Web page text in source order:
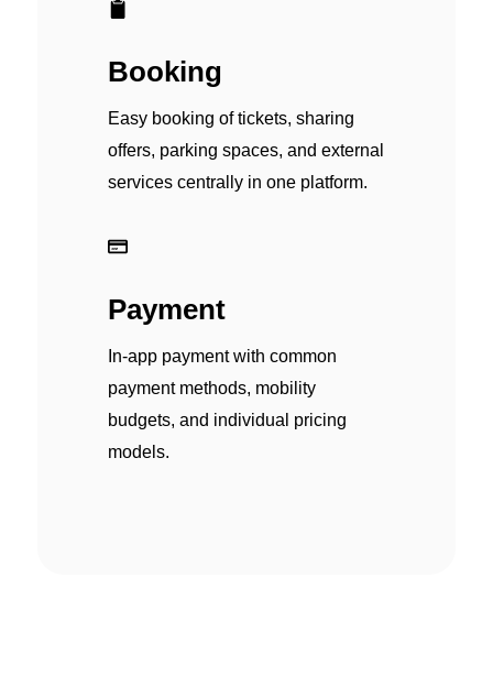
Booking
Easy booking of tickets, sharing
offers, parking spaces, and external
services centrally in one platform.
Payment
In-app payment with common
payment methods, mobility
budgets, and individual pricing
models.